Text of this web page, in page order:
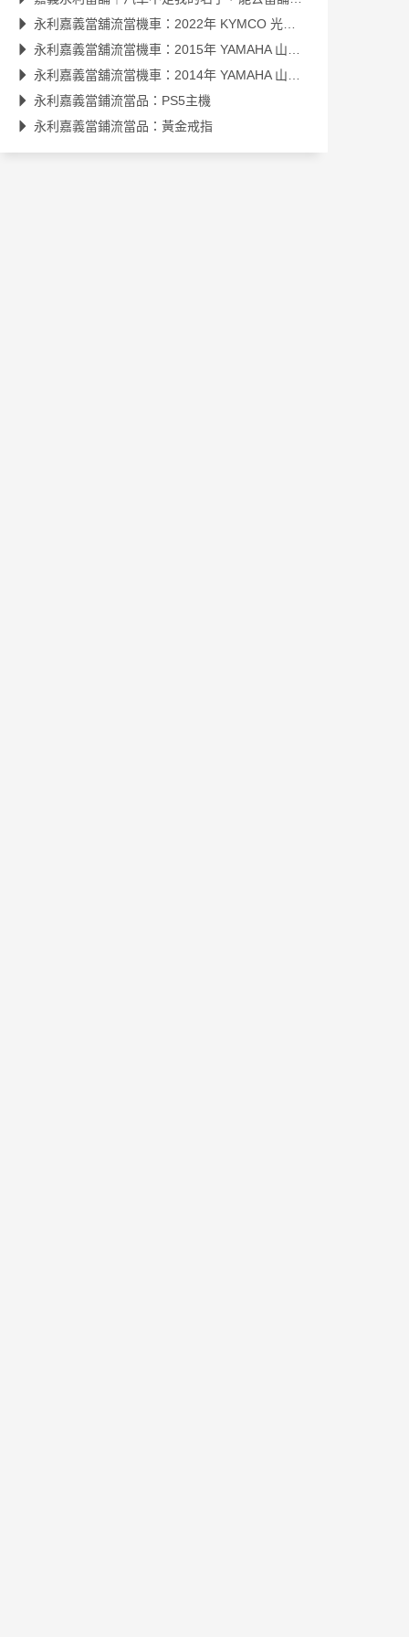
永利嘉義當舖流當機車：2022年 KYMCO 光陽 雷霆S 150 (SR30JK)
永利嘉義當舖流當機車：2015年 YAMAHA 山葉 勁戰(NXC125R)
永利嘉義當舖流當機車：2014年 YAMAHA 山葉 BWS
永利嘉義當鋪流當品：PS5主機
永利嘉義當鋪流當品：黃金戒指